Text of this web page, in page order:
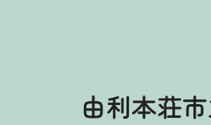
由利本荘